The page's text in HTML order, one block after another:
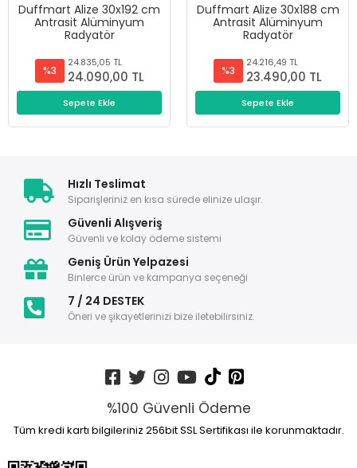
Duffmart Alize 30x192 cm
Antrasit Alüminyum
Radyatör
%3
24.835,05 TL
24.090,00 TL
Sepete Ekle
Duffmart Alize 30x188 cm
Antrasit Alüminyum
Radyatör
%3
24.216,49 TL
23.490,00 TL
Sepete Ekle
Hızlı Teslimat
Siparişleriniz en kısa sürede elinize ulaşır.
Güvenli Alışveriş
Güvenli ve kolay ödeme sistemi
Geniş Ürün Yelpazesi
Binlerce ürün ve kampanya seçeneği
7 / 24 DESTEK
Öneri ve şikayetlerinizi bize iletebilirsiniz.
%100 Güvenli Ödeme
Tüm kredi kartı bilgileriniz 256bit SSL Sertifikası ile korunmaktadır.